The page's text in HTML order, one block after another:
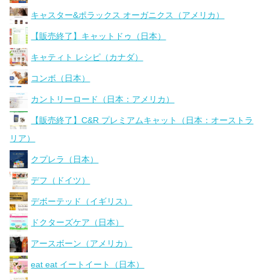
キャスター&ポラックス オーガニクス（アメリカ）
【販売終了】キャットドゥ（日本）
キャティト レシピ（カナダ）
コンボ（日本）
カントリーロード（日本：アメリカ）
【販売終了】C&R プレミアムキャット（日本：オーストラ
リア）
クプレラ（日本）
デフ（ドイツ）
デボーテッド（イギリス）
ドクターズケア（日本）
アースボーン（アメリカ）
eat eat イートイート（日本）